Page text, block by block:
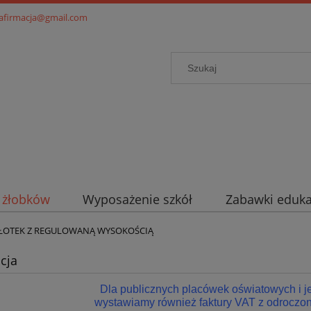
Wyposażenie szkół Zabawki
Z REGULOWANĄ WYSOKOŚCIĄ
Dla publicznych placówek oświatowych i
wystawiamy również faktury VAT z